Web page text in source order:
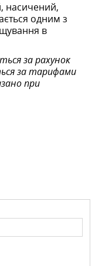
насичений,
одним з
в
за рахунок
за тарифами
при